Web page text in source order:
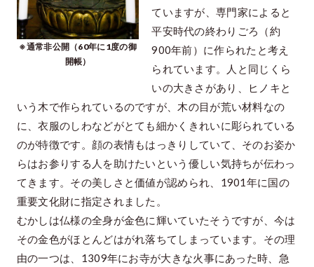
※通常非公開（60年に1度の御
開帳）
ていますが、専門家によると
平安時代の終わりごろ（約
900年前）に作られたと考え
られています。人と同じくら
いの大きさがあり、ヒノキと
いう木で作られているのですが、木の目が荒い材料なの
に、衣服のしわなどがとても細かくきれいに彫られている
のが特徴です。顔の表情もはっきりしていて、そのお姿か
らはお参りする人を助けたいという優しい気持ちが伝わっ
てきます。その美しさと価値が認められ、1901年に国の
重要文化財に指定されました。
むかしは仏様の全身が金色に輝いていたそうですが、今は
その金色がほとんどはがれ落ちてしまっています。その理
由の一つは、1309年にお寺が大きな火事にあった時、急